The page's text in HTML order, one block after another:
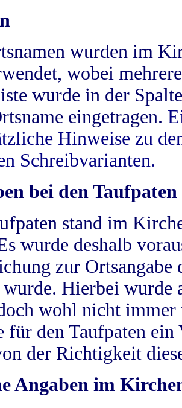
wurden im
wobei
wurde in der
eingetragen.
Hinweise zu
Schreibvarianten.
bei den Taufpaten
stand im
wurde deshalb
zur
wurde. Hierbei wurde
wohl nicht
für den Taufpaten
der Richtigkeit
Angaben im